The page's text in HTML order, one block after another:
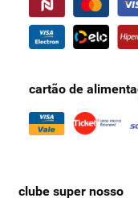
cartão de
clube super nosso